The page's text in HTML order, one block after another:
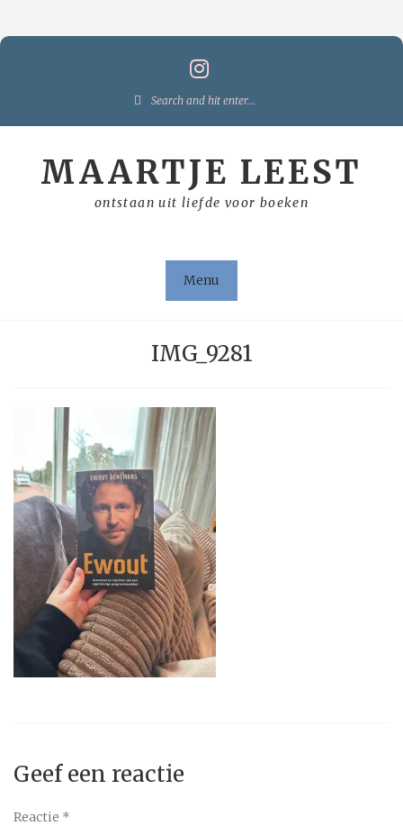
Search
MAARTJE LEEST
ontstaan uit liefde voor boeken
Menu
IMG_9281
Geef een reactie
Reactie *